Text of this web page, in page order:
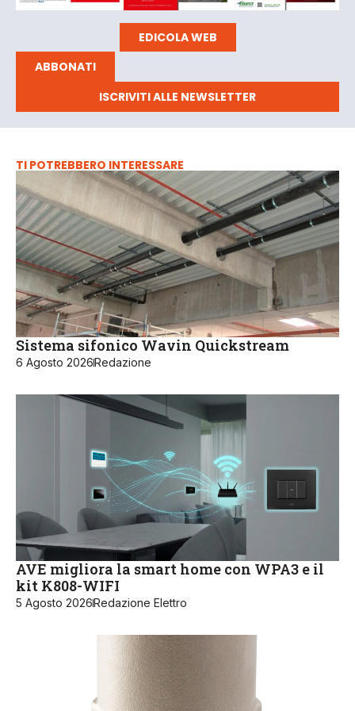
EDICOLA WEB
ABBONATI
ISCRIVITI ALLE NEWSLETTER
TI POTREBBERO INTERESSARE
Sistema sifonico Wavin Quickstream
6 Agosto 2026Redazione
AVE migliora la smart home con WPA3 e il
kit K808-WIFI
5 Agosto 2026Redazione Elettro